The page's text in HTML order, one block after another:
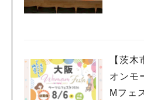
【茨
オンモ
Mフェ